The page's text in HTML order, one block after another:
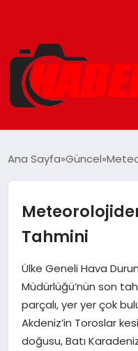
GÜNCEL
EĞITIM
MAGAZIN
SAĞLIK
Ana Sayfa Güncel
Tahmini
Ülke Geneli Hava
Müdürlüğü’nün son
parçalı, yer yer çok
Akdeniz’in Toroslar
doğusu, Batı